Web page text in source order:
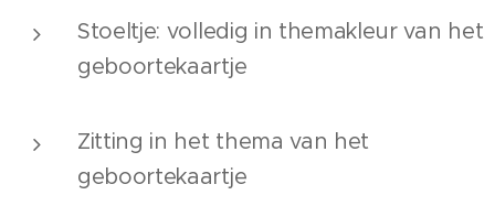
Stoeltje: volledig in themakleur van het
geboortekaartje
Zitting in het thema van het
geboortekaartje